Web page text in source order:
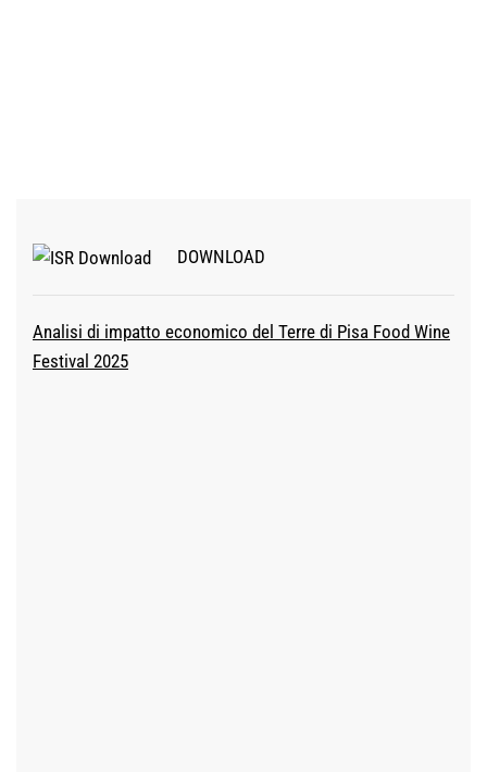
DOWNLOAD
Analisi di impatto economico del Terre di Pisa Food Wine
Festival 2025